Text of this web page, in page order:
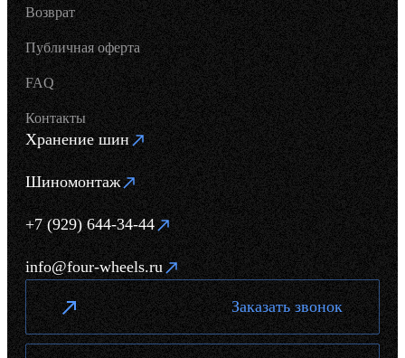
Возврат
Публичная оферта
FAQ
Контакты
Хранение шин
Шиномонтаж
+7 (929) 644-34-44
info@four-wheels.ru
Заказать звонок